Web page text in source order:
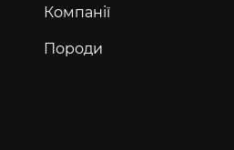
Компанії
Породи